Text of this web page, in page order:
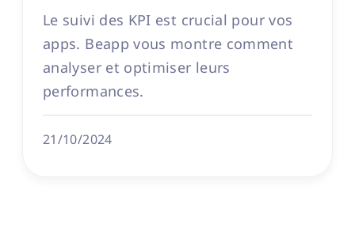
Le suivi des KPI est crucial pour vos
apps. Beapp vous montre comment
analyser et optimiser leurs
performances.
21/10/2024